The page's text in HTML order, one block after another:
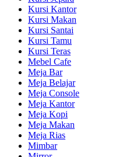
Kursi Kantor
Kursi Makan
Kursi Santai
Kursi Tamu
Kursi Teras
Mebel Cafe
Meja Bar
Meja Belajar
Meja Console
Meja Kantor
Meja Kopi
Meja Makan
Meja Rias
Mimbar